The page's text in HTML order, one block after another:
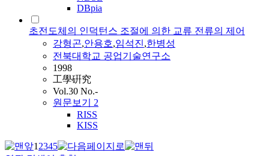
DBpia
초전도체의 인덕턴스 조절에 의한 교류 전류의 제어
강형곤,안용호,임석진,한병성
전북대학교 공업기술연구소
1998
工學硏究
Vol.30 No.-
원문보기 2
RISS
KISS
12345